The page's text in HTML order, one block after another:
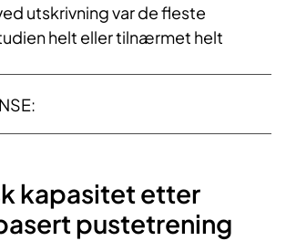
utskrivning var de fleste
helt eller tilnærmet helt
kapasitet etter
pustetrening